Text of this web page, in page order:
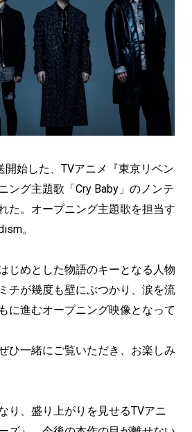
開始した、TVアニメ『東京リベン
ング主題歌「Cry Baby」のノンテ
た。オープニング主題歌を担当す
。
じめとした物語のキーとなる人物
チが幾度も壁にぶつかり、涙を流
に進むオープニング映像となって
ひ一緒にご覧いただき、お楽しみ
り、盛り上がりを見せるTVアニ